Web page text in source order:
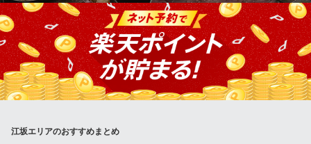
大阪府吹田市豊津町10-11 池上ビル2F
驚愕のコスパを実現した食べ放題コースがございます！”牛・豚・
ホルモン・ホイル焼き・一品料理・デザート”etc…112種類のメニ
ュー全てが食べ放題になっちゃいます！さらに注目は、リピータ
ー絶賛の肉質！種類が多いだけではございません、皆さんを満足
させるお肉が揃っています！さぁ宴会幹事さん、株の上げ所です
よ！！
七輪焼肉 榮華亭 江坂店
江坂エリアのおすすめまとめ